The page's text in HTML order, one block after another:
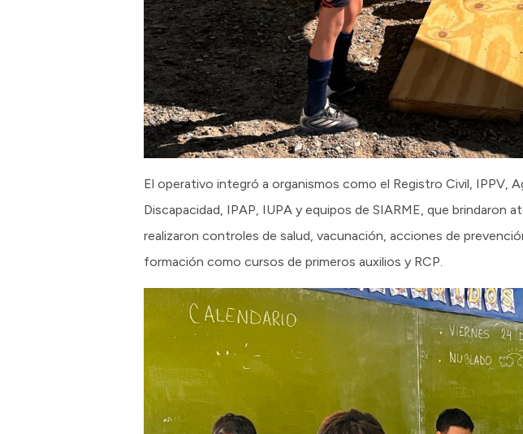
El operativo integró a organismos como el Registro Civil, IPPV,
Discapacidad, IPAP, IUPA y equipos de SIARME, que brindaron
realizaron controles de salud, vacunación, acciones de
formación como cursos de primeros auxilios y RCP.